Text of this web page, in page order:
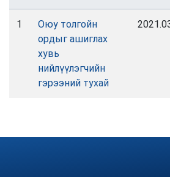
1
Оюу толгойн
ордыг ашиглах
хувь
нийлүүлэгчийн
гэрээний тухай